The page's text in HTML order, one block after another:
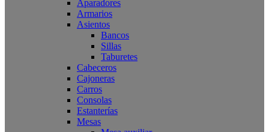
Aparadores
Armarios
Asientos
Bancos
Sillas
Taburetes
Cabeceros
Cajoneras
Carros
Consolas
Estanterías
Mesas